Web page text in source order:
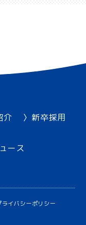
介 新卒採用
ース
ライバシーポリシー